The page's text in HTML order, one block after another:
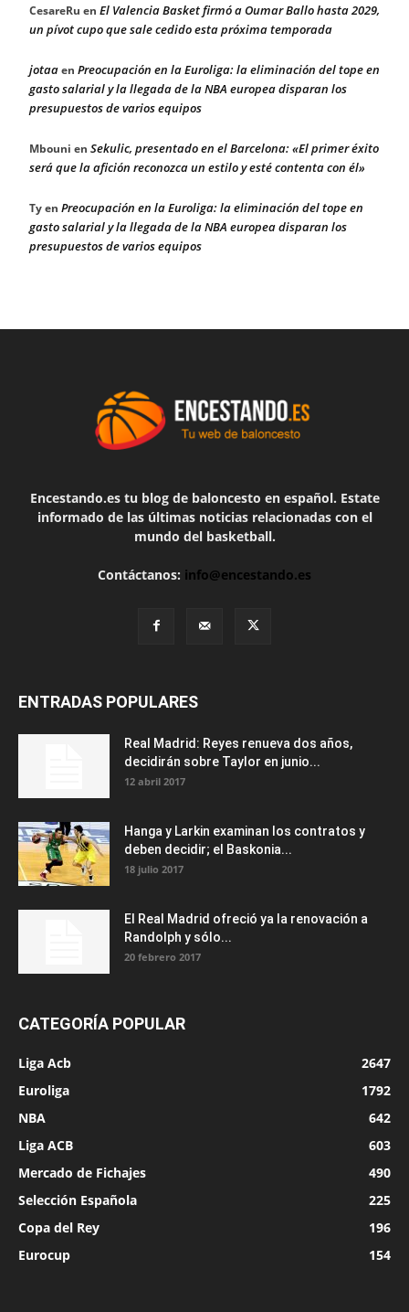
CesareRu en El Valencia Basket firmó a Oumar Ballo hasta 2029,
un pívot cupo que sale cedido esta próxima temporada
jotaaen Preocupación en la Euroliga: la eliminación del tope en
gasto salarial y la llegada de la NBA europea disparan los
presupuestos de varios equipos
Mbouni en Sekulic, presentado en el Barcelona: «El primer éxito
será que la afición reconozca un estilo y esté contenta con él»
Tyen Preocupación en la Euroliga: la eliminación del tope en
gasto salarial y la llegada de la NBA europea disparan los
presupuestos de varios equipos
Encestando.es tu blog de baloncesto en español. Estate
informado de las últimas noticias relacionadas con el
mundo del basketball.
Contáctanos: info@encestando.es
ENTRADAS POPULARES
Real Madrid: Reyes renueva dos años,
decidirán sobre Taylor en junio...
12 abril 2017
Hanga y Larkin examinan los contratos y
deben decidir; el Baskonia...
18 julio 2017
El Real Madrid ofreció ya la renovación a
Randolph y sólo...
20 febrero 2017
CATEGORÍA POPULAR
Liga Acb
2647
Euroliga
1792
NBA
642
Liga ACB
603
Mercado de Fichajes
490
Selección Española
225
Copa del Rey
196
Eurocup
154